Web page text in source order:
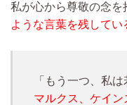
私が心から尊敬の念を
ような言葉を残してい
「もう一つ、私
マルクス、ケイン